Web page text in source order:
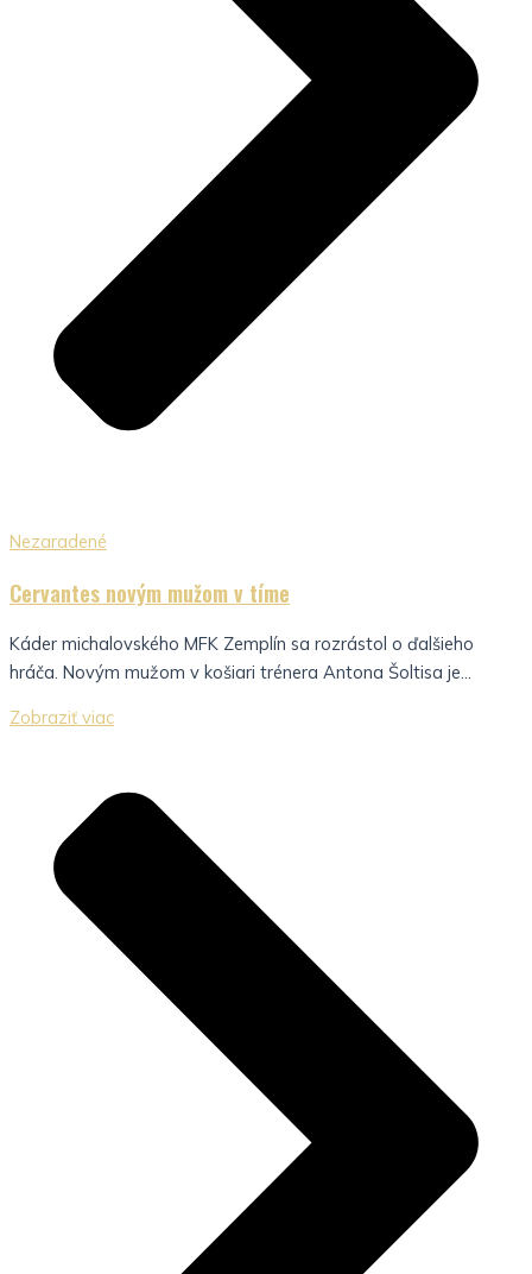
Nezaradené
Cervantes novým mužom v tíme
Káder michalovského MFK Zemplín sa rozrástol o ďalšieho
hráča. Novým mužom v košiari trénera Antona Šoltisa je...
Zobraziť viac